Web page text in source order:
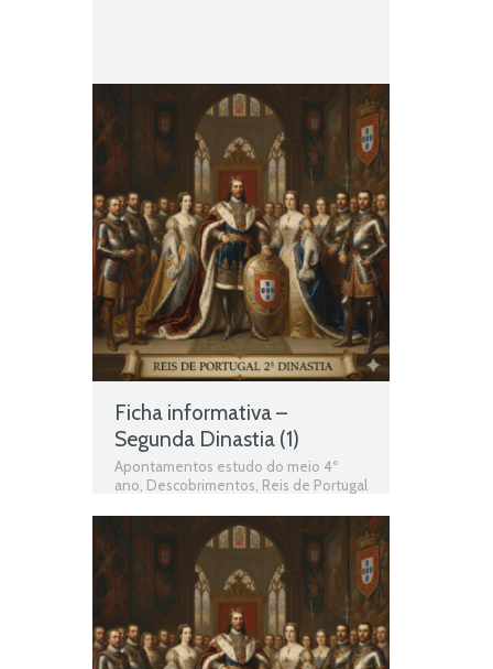
Ficha informativa –
Segunda Dinastia (1)
Apontamentos estudo do meio 4º
ano Descobrimentos Reis de Portugal